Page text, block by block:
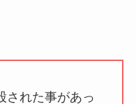
された事があっ